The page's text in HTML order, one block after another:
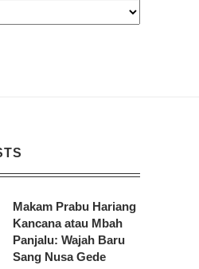
Makam Prabu Hariang
Kancana atau Mbah
Panjalu: Wajah Baru
Sang Nusa Gede